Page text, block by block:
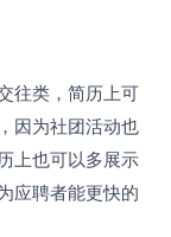
往类，简历上可
因为社团活动也
上也可以多展示
应聘者能更快的